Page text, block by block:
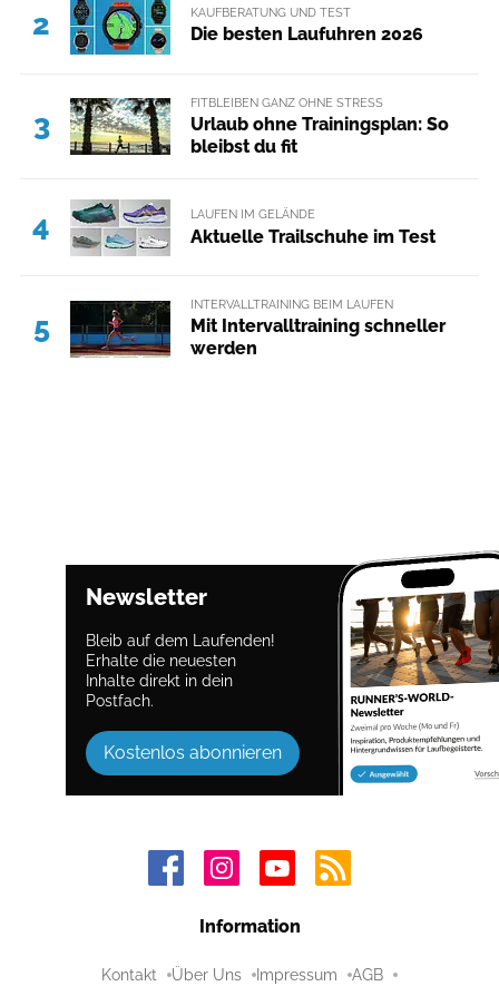
2 KAUFBERATUNG UND TEST
Die besten Laufuhren 2026
3
FITBLEIBEN GANZ OHNE STRESS
Urlaub ohne Trainingsplan: So
bleibst du fit
4 LAUFEN IM GELÄNDE
Aktuelle Trailschuhe im Test
5
INTERVALLTRAINING BEIM LAUFEN
Mit Intervalltraining schneller
werden
Newsletter
Bleib auf dem Laufenden!
Erhalte die neuesten
Inhalte direkt in dein
Postfach.
Kostenlos abonnieren
Information
Kontakt Über Uns Impressum AGB